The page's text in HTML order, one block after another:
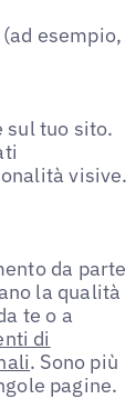
esempio,
sul tuo sito.
visive.
da parte
la qualità
te o a
di
. Sono più
pagine.